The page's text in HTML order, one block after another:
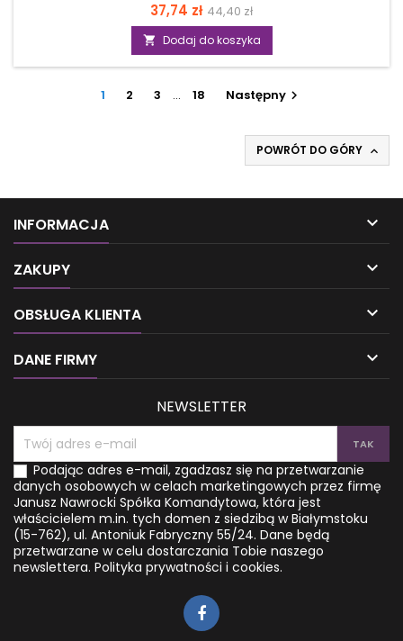
rewolucji na poziomie czakr. Tego o czakrach nie
wiedziałeś! Zaczniesz samodzielnie modyfikować kolory i
energie wszystkich, również tych mało znanych, czakr. To
prosta droga pozwalająca zwiększyć swoje wibracje i
Cena
37,74 zł Cena
podstawowa
44,40 zł
 Dodaj do koszyka
1 2 3 … 18 Następny 
POWRÓT DO GÓRY 
INFORMACJA 
ZAKUPY 
OBSŁUGA KLIENTA 
DANE FIRMY 
NEWSLETTER
Podając adres e-mail, zgadzasz się na przetwarzanie
danych osobowych w celach marketingowych przez firmę
Janusz Nawrocki Spółka Komandytowa, która jest
właścicielem m.in. tych domen z siedzibą w Białymstoku
(15-762), ul. Antoniuk Fabryczny 55/24. Dane będą
przetwarzane w celu dostarczania Tobie naszego
newslettera. Polityka prywatności i cookies.